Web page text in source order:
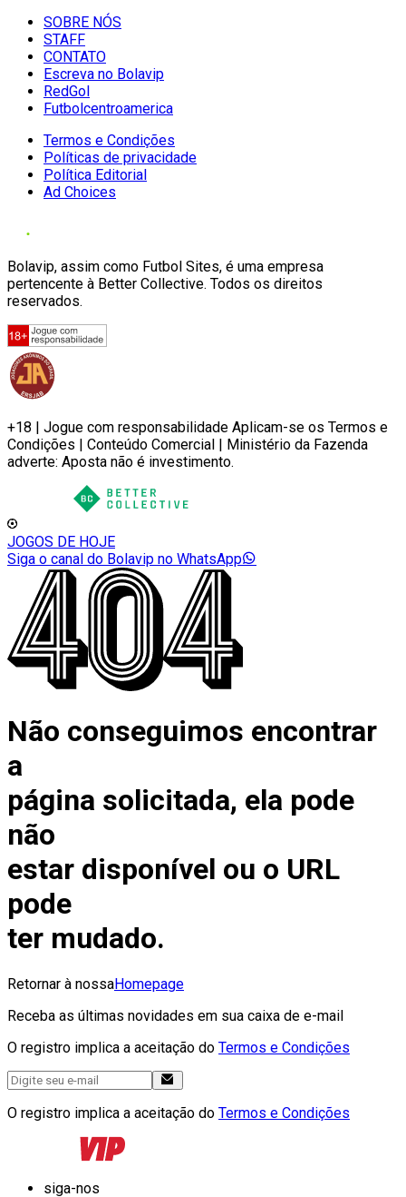
SOBRE NÓS
STAFF
CONTATO
Escreva no Bolavip
RedGol
Futbolcentroamerica
Termos e Condições
Políticas de privacidade
Política Editorial
Ad Choices
Bolavip, assim como Futbol Sites, é uma empresa
pertencente à Better Collective. Todos os direitos
reservados.
+18 | Jogue com responsabilidade Aplicam-se os Termos e
Condições | Conteúdo Comercial | Ministério da Fazenda
adverte: Aposta não é investimento.
JOGOS DE HOJE
Siga o canal do Bolavip no WhatsApp
Não conseguimos encontrar
a
página solicitada, ela pode
não
estar disponível ou o URL
pode
ter mudado.
Retornar à nossaHomepage
Receba as últimas novidades em sua caixa de e-mail
O registro implica a aceitação do Termos e Condições
O registro implica a aceitação do Termos e Condições
siga-nos